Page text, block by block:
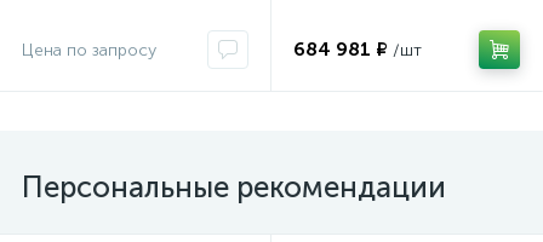
684 981 ₽
Персональные рекомендации